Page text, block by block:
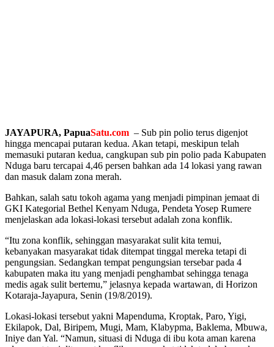
JAYAPURA, PapuaSatu.com – Sub pin polio terus digenjot
hingga mencapai putaran kedua. Akan tetapi, meskipun telah
memasuki putaran kedua, cangkupan sub pin polio pada Kabupaten
Nduga baru tercapai 4,46 persen bahkan ada 14 lokasi yang rawan
dan masuk dalam zona merah.
Bahkan, salah satu tokoh agama yang menjadi pimpinan jemaat di
GKI Kategorial Bethel Kenyam Nduga, Pendeta Yosep Rumere
menjelaskan ada lokasi-lokasi tersebut adalah zona konflik.
“Itu zona konflik, sehinggan masyarakat sulit kita temui,
kebanyakan masyarakat tidak ditempat tinggal mereka tetapi di
pengungsian. Sedangkan tempat pengungsian tersebar pada 4
kabupaten maka itu yang menjadi penghambat sehingga tenaga
medis agak sulit bertemu,” jelasnya kepada wartawan, di Horizon
Kotaraja-Jayapura, Senin (19/8/2019).
Lokasi-lokasi tersebut yakni Mapenduma, Kroptak, Paro, Yigi,
Ekilapok, Dal, Biripem, Mugi, Mam, Klabypma, Baklema, Mbuwa,
Iniye dan Yal. “Namun, situasi di Nduga di ibu kota aman karena